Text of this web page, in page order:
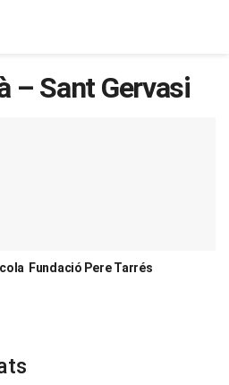
– Sant Gervasi
Fundació Pere Tarrés